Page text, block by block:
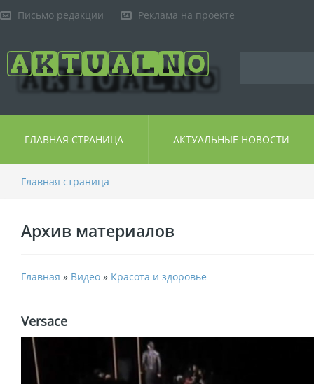
Письмо редакции Реклама на проекте
ГЛАВНАЯ СТРАНИЦА АКТУАЛЬНЫЕ НОВОСТИ
Главная страница
Архив материалов
Главная » Видео » Красота и здоровье
Versace